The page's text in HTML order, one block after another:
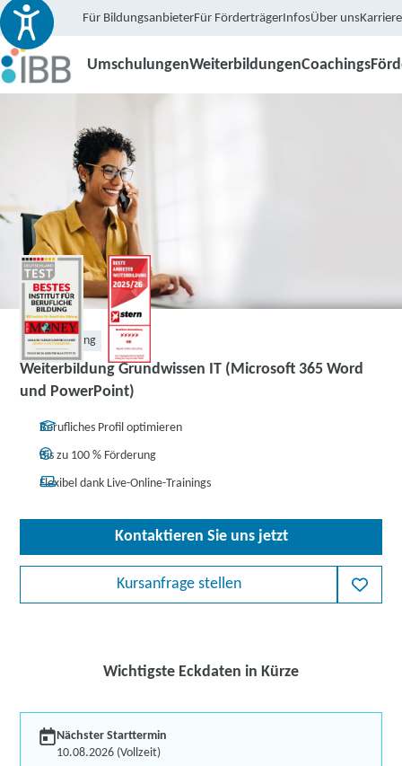
Für BildungsanbieterFür FörderträgerInfosÜber unsKarriere
UmschulungenWeiterbildungenCoachings
Weiterbildung
Weiterbildung Grundwissen IT (Microsoft 365 Word
und PowerPoint)
Berufliches Profil optimieren
Bis zu 100 % Förderung
Flexibel dank Live-Online-Trainings
Kontaktieren Sie uns jetzt
Kursanfrage stellen
Wichtigste Eckdaten in Kürze
Nächster Starttermin
10.08.2026 (Vollzeit)